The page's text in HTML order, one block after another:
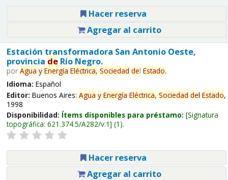
Hacer reserva
Agregar al carrito
Estación transformadora San Antonio Oeste,
provincia deRío Negro.
por Agua y Energía Eléctrica, Sociedad del Estado.
Idioma: Español
Editor: Buenos Aires: Agua y Energía Eléctrica, Sociedad del Estado,
1998
Disponibilidad: Ítems disponibles para préstamo: Signatura
topográfica: 621.374.5/A282/v.1 (1).
Hacer reserva
Agregar al carrito